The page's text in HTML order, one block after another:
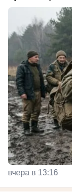
вчера в 13:16